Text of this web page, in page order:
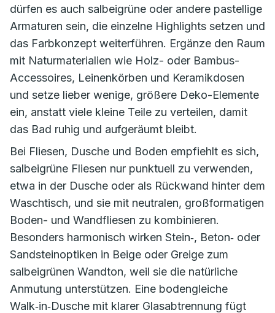
dürfen es auch salbeigrüne oder andere pastellige
Armaturen sein, die einzelne Highlights setzen und
das Farbkonzept weiterführen. Ergänze den Raum
mit Naturmaterialien wie Holz- oder Bambus-
Accessoires, Leinenkörben und Keramikdosen
und setze lieber wenige, größere Deko-Elemente
ein, anstatt viele kleine Teile zu verteilen, damit
das Bad ruhig und aufgeräumt bleibt.
Bei Fliesen, Dusche und Boden empfiehlt es sich,
salbeigrüne Fliesen nur punktuell zu verwenden,
etwa in der Dusche oder als Rückwand hinter dem
Waschtisch, und sie mit neutralen, großformatigen
Boden- und Wandfliesen zu kombinieren.
Besonders harmonisch wirken Stein‑, Beton‑ oder
Sandsteinoptiken in Beige oder Greige zum
salbeigrünen Wandton, weil sie die natürliche
Anmutung unterstützen. Eine bodengleiche
Walk‑in‑Dusche mit klarer Glasabtrennung fügt